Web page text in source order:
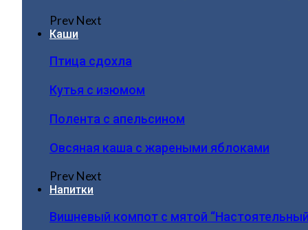
PrevNext
Каши
Птица сдохла
Кутья с изюмом
Полента с апельсином
Овсяная каша с жареными яблоками
PrevNext
Напитки
Вишневый компот с мятой